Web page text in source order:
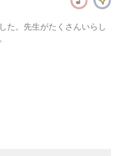
た。先生がたくさんいらし